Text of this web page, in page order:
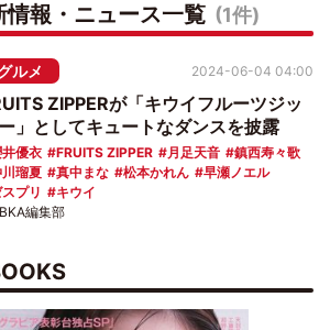
情報・ニュース一覧 (1件)
ルメ
ZIPPERが「キウイフルーツジッ
」としてキュートなダンスを披露
優衣 FRUITS ZIPPER 月足天音
鎮西寿々歌
瑠夏
真中まな 松本かれん
早瀬ノエル
プリ
キウイ
2024-06-04 04:00
編集部